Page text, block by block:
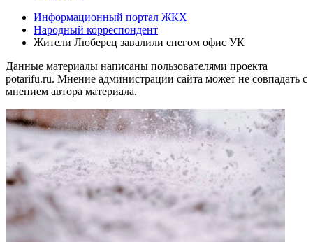
Информационный портал ЖКХ
Народный корреспондент
Жители Люберец завалили снегом офис УК
Данные материалы написаны пользователями проекта
potarifu.ru. Мнение администрации сайта может не совпадать с
мнением автора материала.